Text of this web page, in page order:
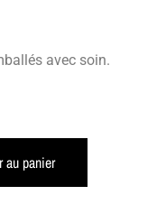
avec soin.
au panier